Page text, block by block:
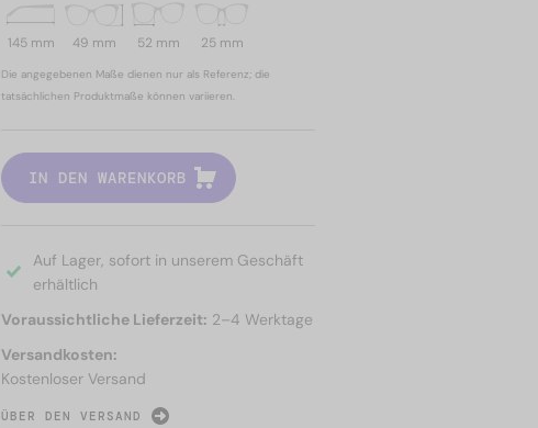
145 mm 49 mm 52 mm 25 mm
Die angegebenen Maße dienen nur als Referenz; die
tatsächlichen Produktmaße können variieren.
IN DEN WARENKORB
Auf Lager, sofort in unserem Geschäft
erhältlich
Voraussichtliche Lieferzeit: 2–4 Werktage
Versandkosten:
Kostenloser Versand
ÜBER DEN VERSAND